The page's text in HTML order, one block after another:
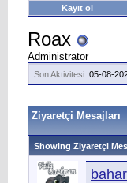
Kayıt ol
Roax
Administrator
Son Aktivitesi: 05-08-
Ziyaretçi Mesajları
Showing Ziyaretçi